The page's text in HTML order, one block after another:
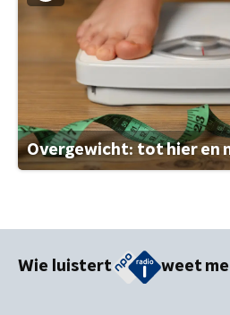
Overgewicht: tot hier en
Wie luistert weet